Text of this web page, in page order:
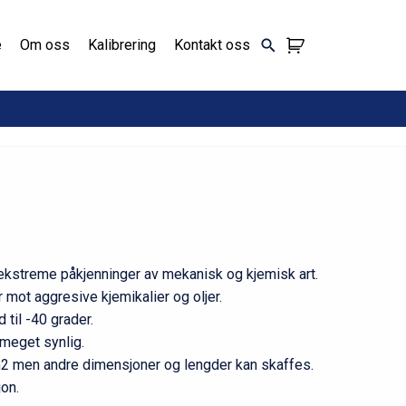
Om oss Kalibrering Kontakt oss
påkjenninger av mekanisk og kjemisk art.
aggresive kjemikalier og oljer.
til -40 grader.
synlig.
men andre dimensjoner og lengder kan skaffes.